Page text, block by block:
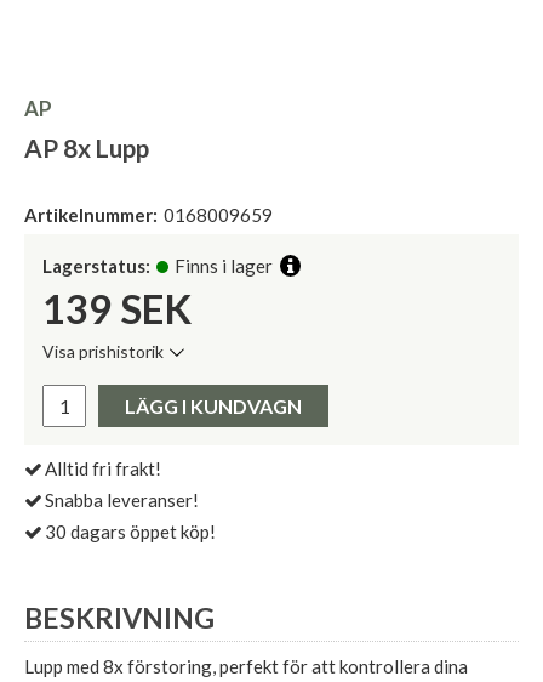
AP
AP 8x Lupp
Artikelnummer: 0168009659
Lagerstatus: Finns i lager
139 SEK
Visa prishistorik
Pris:
LÄGG I KUNDVAGN
Alltid fri frakt!
Snabba leveranser!
30 dagars öppet köp!
BESKRIVNING
Lupp med 8x förstoring, perfekt för att kontrollera dina